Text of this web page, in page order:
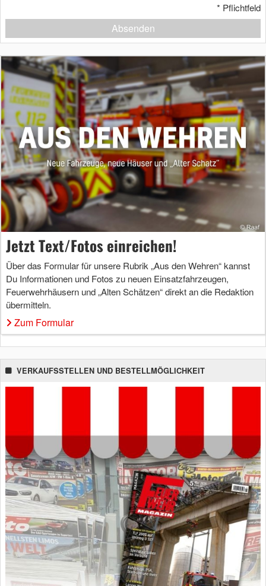
* Pflichtfeld
Absenden
Jetzt Text/Fotos einreichen!
Über das Formular für unsere Rubrik „Aus den Wehren“ kannst
Du Informationen und Fotos zu neuen Einsatzfahrzeugen,
Feuerwehrhäusern und „Alten Schätzen“ direkt an die Redaktion
übermitteln.
Zum Formular
VERKAUFSSTELLEN UND BESTELLMÖGLICHKEIT